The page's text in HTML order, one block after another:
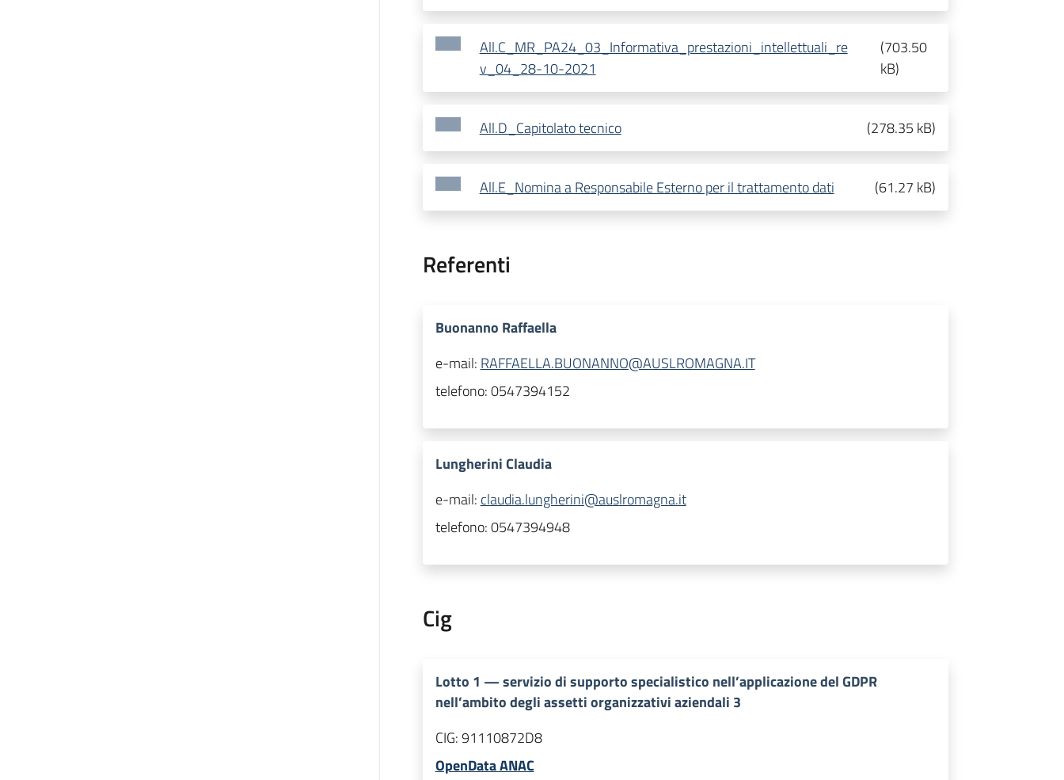
All.C_MR_PA24_03_Informativa_prestazioni_intellettuali_re
v_04_28-10-2021
(703.50
kB)
All.D_Capitolato tecnico (278.35 kB)
All.E_Nomina a Responsabile Esterno per il trattamento dati (61.27 kB)
Referenti
Buonanno Raffaella
e-mail: RAFFAELLA.BUONANNO@AUSLROMAGNA.IT
telefono:0547394152
Lungherini Claudia
e-mail: claudia.lungherini@auslromagna.it
telefono:0547394948
Cig
Lotto 1 —servizio di supporto specialistico nell’applicazione del GDPR
nell’ambito degli assetti organizzativi aziendali 3
CIG:91110872D8
OpenData ANAC